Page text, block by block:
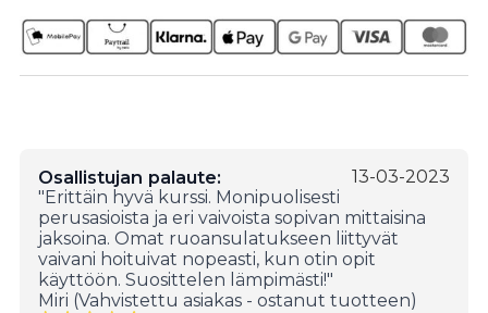
Osallistujan palaute:
13-03-2023
"Erittäin hyvä kurssi. Monipuolisesti
perusasioista ja eri vaivoista sopivan mittaisina
jaksoina. Omat ruoansulatukseen liittyvät
vaivani hoituivat nopeasti, kun otin opit
käyttöön. Suosittelen lämpimästi!"
Miri (Vahvistettu asiakas - ostanut tuotteen)